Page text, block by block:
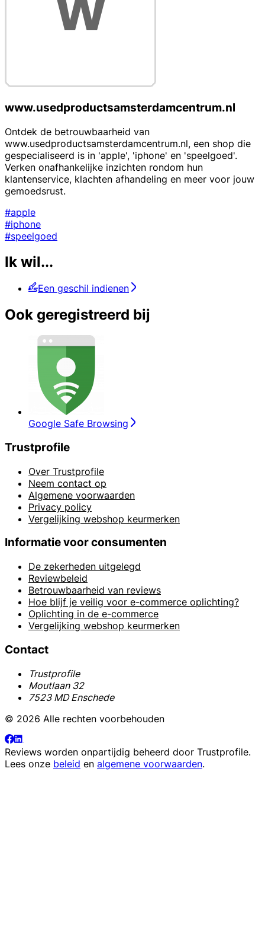
www.usedproductsamsterdamcentrum.nl
Ontdek de betrouwbaarheid van
www.usedproductsamsterdamcentrum.nl, een shop die
gespecialiseerd is in 'apple', 'iphone' en 'speelgoed'.
Verken onafhankelijke inzichten rondom hun
klantenservice, klachten afhandeling en meer voor jouw
gemoedsrust.
#apple
#iphone
#speelgoed
Ik wil...
Een geschil indienen
Ook geregistreerd bij
Google Safe Browsing
Trustprofile
Over Trustprofile
Neem contact op
Algemene voorwaarden
Privacy policy
Vergelijking webshop keurmerken
Informatie voor consumenten
De zekerheden uitgelegd
Reviewbeleid
Betrouwbaarheid van reviews
Hoe blijf je veilig voor e-commerce oplichting?
Oplichting in de e-commerce
Vergelijking webshop keurmerken
Contact
Trustprofile
Moutlaan 32
7523 MD Enschede
© 2026 Alle rechten voorbehouden
Reviews worden onpartijdig beheerd door Trustprofile.
Lees onze beleid en algemene voorwaarden.